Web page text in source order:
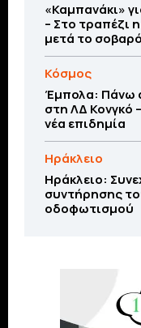
«Καμπανάκι»
– Στο τραπέζι
μετά το
Κόσμος
Έμπολα: Πάνω
στη ΛΔ Κονγκό
νέα επιδημία
Ηράκλειο
Ηράκλειο:
συντήρησης
οδοφωτισμού